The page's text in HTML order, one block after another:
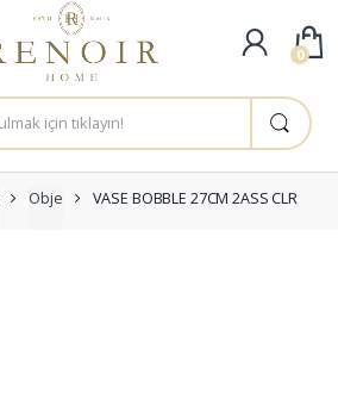
Obje VASE BOBBLE 27CM 2ASS CLR
0